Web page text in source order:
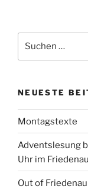
nach:
NEUESTE
Montagstexte
Adventslesung
Uhr im
Out of